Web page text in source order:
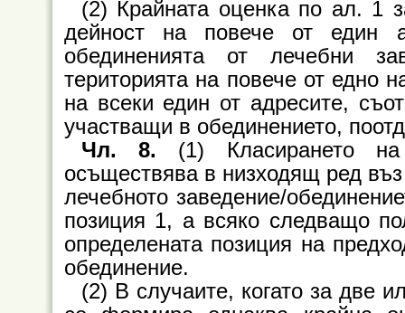
(2) Крайната оценка по ал. 1
дейност на повече от един
обединенията от лечебни
територията на повече от едно
на всеки един от адресите,
участващи в обединението,
Чл. 8. (1) Класирането на
осъществява в низходящ ред
лечебното заведение/
позиция 1, а всяко следващо
определената позиция на
обединение.
(2) В случаите, когато за две